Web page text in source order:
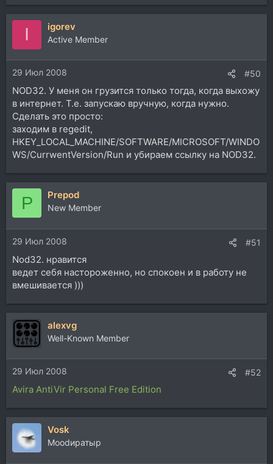
I igorev
Active Member
29 Июл 2008 #50
NOD32. У меня он грузится только тогда, когда выхожу
в интернет. Т.е. запускаю вручную, когда нужно.
Сделать это просто:
заходим в regedit,
HKEY_LOCAL_MACHINE/SOFTWARE/MICROSOFT/WINDO
WS/CurrwentVersion/Run и убираем ссылку на NOD32.
P Prepod
New Member
29 Июл 2008 #51
Nod32. нравится
ведет себя настороженно, но спокоен и в работу не
вмешивается )))
alexvg
Well-Known Member
29 Июл 2008 #52
Avira AntiVir Personal Free Edition
Vosk
Moodиратыр